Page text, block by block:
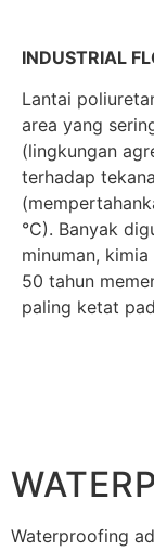
INDUSTRIAL
Lantai
area yang
(lingkungan
terhadap
°C). Banyak
minuman,
50 tahun
paling ketat
Waterproofing